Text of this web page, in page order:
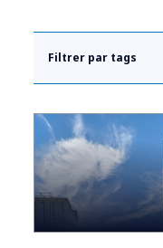
Filtrer par tags